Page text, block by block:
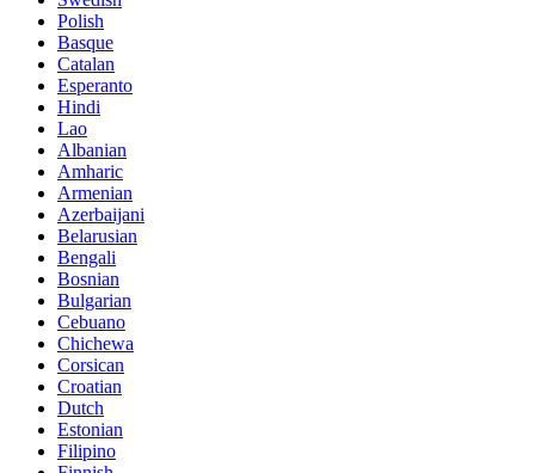
Polish
Basque
Catalan
Esperanto
Hindi
Lao
Albanian
Amharic
Armenian
Azerbaijani
Belarusian
Bengali
Bosnian
Bulgarian
Cebuano
Chichewa
Corsican
Croatian
Dutch
Estonian
Filipino